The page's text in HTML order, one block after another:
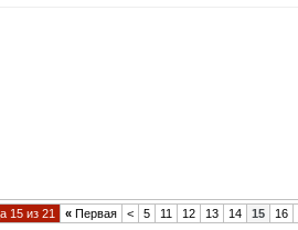
15 из 21 « Первая < 5 11 12 13 14 15 16